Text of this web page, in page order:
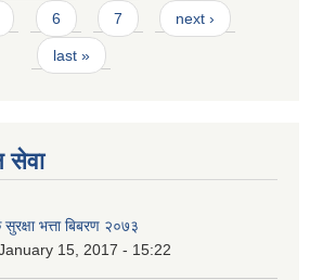
6 7 next ›
last »
सेवा
भत्ता बिबरण २०७३
15, 2017 - 15:22